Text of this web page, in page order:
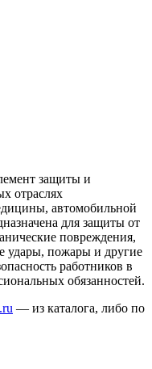
защиты и
отраслях
автомобильной
для защиты от
повреждения,
удары, пожары и другие
работников в
обязанностей.
— из каталога, либо по